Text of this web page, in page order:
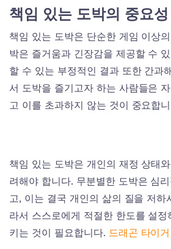
책임 있는 도박의 중요성
책임 있는 도박은 단순한 게임 이상
박은 즐거움과 긴장감을 제공할 수
할 수 있는 부정적인 결과 또한 간과
서 도박을 즐기고자 하는 사람들은
고 이를 초과하지 않는 것이 중요합
책임 있는 도박은 개인의 재정 상태
려해야 합니다. 무분별한 도박은 심
고, 이는 결국 개인의 삶의 질을 저하
라서 스스로에게 적절한 한도를 설정
키는 것이 필요합니다. 드래곤 타이